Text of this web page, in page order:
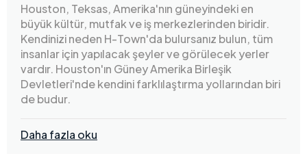
Houston, Teksas, Amerika'nın güneyindeki en
büyük kültür, mutfak ve iş merkezlerinden biridir.
Kendinizi neden H-Town'da bulursanız bulun, tüm
insanlar için yapılacak şeyler ve görülecek yerler
vardır. Houston'ın Güney Amerika Birleşik
Devletleri'nde kendini farklılaştırma yollarından biri
de budur.
Daha fazla oku